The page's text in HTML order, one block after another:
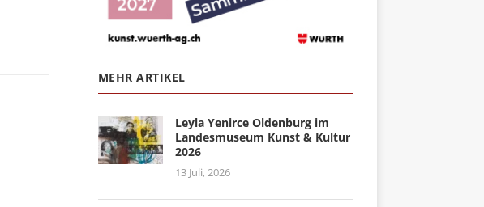
MEHR ARTIKEL
Leyla Yenirce Oldenburg im
Landesmuseum Kunst & Kultur
2026
13 Juli, 2026